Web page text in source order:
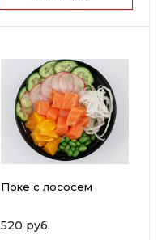
Поке с лососем
520 руб.